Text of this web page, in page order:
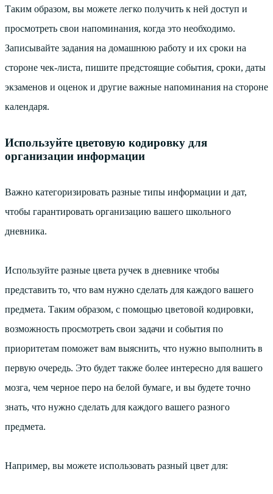
Таким образом, вы можете легко получить к ней доступ и
просмотреть свои напоминания, когда это необходимо.
Записывайте задания на домашнюю работу и их сроки на
стороне чек-листа, пишите предстоящие события, сроки, даты
экзаменов и оценок и другие важные напоминания на стороне
календаря.
Используйте цветовую кодировку для
организации информации
Важно категоризировать разные типы информации и дат,
чтобы гарантировать организацию вашего школьного
дневника.
Используйте разные цвета ручек в дневнике чтобы
представить то, что вам нужно сделать для каждого вашего
предмета. Таким образом, с помощью цветовой кодировки,
возможность просмотреть свои задачи и события по
приоритетам поможет вам выяснить, что нужно выполнить в
первую очередь. Это будет также более интересно для вашего
мозга, чем черное перо на белой бумаге, и вы будете точно
знать, что нужно сделать для каждого вашего разного
предмета.
Например, вы можете использовать разный цвет для: